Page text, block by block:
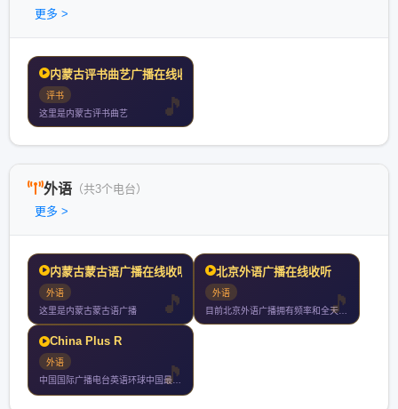
更多 >
内蒙古评书曲艺广播在线收
评书
这里是内蒙古评书曲艺
外语 （共3个电台）
更多 >
内蒙古蒙古语广播在线收听
外语
这里是内蒙古蒙古语广播
北京外语广播在线收听
外语
目前北京外语广播拥有频率和全天播音小时每周四停机检修另有网络
China Plus R
外语